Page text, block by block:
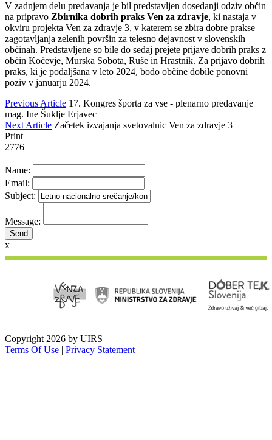
V zadnjem delu predavanja je bil predstavljen dosedanji odziv občin
na pripravo Zbirnika dobrih praks Ven za zdravje, ki nastaja v
okviru projekta Ven za zdravje 3, v katerem se zbira dobre prakse
zagotavljanja zelenih površin za telesno dejavnost v slovenskih
občinah. Predstavljene so bile do sedaj prejete prijave dobrih praks z
občin Kočevje, Murska Sobota, Ruše in Hrastnik. Za prijavo dobrih
praks, ki je podaljšana v leto 2024, bodo občine dobile ponovni
poziv v januarju 2024.
Previous Article 17. Kongres športa za vse - plenarno predavanje
mag. Ine Šuklje Erjavec
Next Article Začetek izvajanja svetovalnic Ven za zdravje 3
Print
2776
Name:
Email:
Subject:
Message:
x
Copyright 2026 by UIRS
Terms Of Use | Privacy Statement